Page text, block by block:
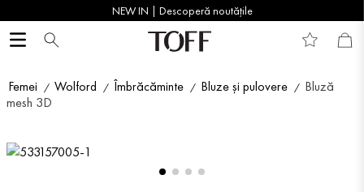
NEW IN | Descoperă noutățile
Femei Wolford Îmbrăcăminte Bluze și pulovere
Bluză
mesh 3D